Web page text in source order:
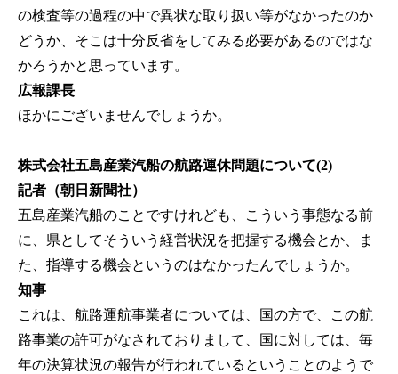
の検査等の過程の中で異状な取り扱い等がなかったのか
どうか、そこは十分反省をしてみる必要があるのではな
かろうかと思っています。
広報課長
ほかにございませんでしょうか。
株式会社五島産業汽船の航路運休問題について(2)
記者（朝日新聞社）
五島産業汽船のことですけれども、こういう事態なる前
に、県としてそういう経営状況を把握する機会とか、ま
た、指導する機会というのはなかったんでしょうか。
知事
これは、航路運航事業者については、国の方で、この航
路事業の許可がなされておりまして、国に対しては、毎
年の決算状況の報告が行われているということのようで